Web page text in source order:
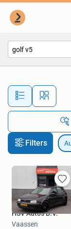
Filters
in
Mijn
HSV Auto's B.V.
Vaassen